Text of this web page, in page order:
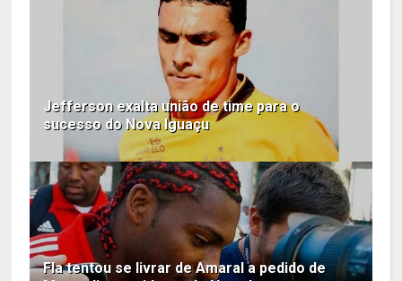
Jefferson exalta união de time para o
sucesso do Nova Iguaçu
Fla tentou se livrar de Amaral a pedido de